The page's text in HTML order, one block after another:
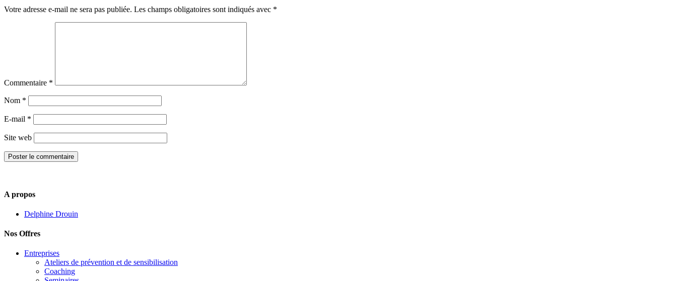
Votre adresse e-mail ne sera pas publiée. Les champs obligatoires sont indiqués avec *
Commentaire *
Nom *
E-mail *
Site web
A propos
Delphine Drouin
Nos Offres
Entreprises
Ateliers de prévention et de sensibilisation
Coaching